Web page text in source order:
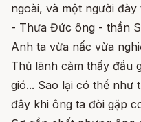
ngoài, và một người
- Thưa Đức ông - thần
Anh ta vừa nấc vừa
Thủ lãnh cảm thấy đầu
gió... Sao lại có thể như
đây khi ông ta đòi gặp